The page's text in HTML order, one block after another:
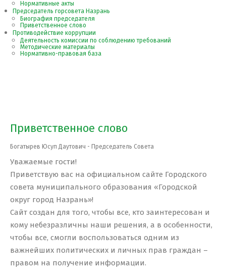
Нормативные акты
Председатель горсовета Назрань
Биография председателя
Приветственное слово
Противодействие коррупции
Деятельность комиссии по соблюдению требований
Методические материалы
Нормативно-правовая база
Приветственное слово
Богатырев Юсуп Даутович - Председатель Совета
Уважаемые гости!
Приветствую вас на официальном сайте Городского
совета муниципального образования «Городской
округ город Назрань»!
Сайт создан для того, чтобы все, кто заинтересован и
кому небезразличны наши решения, а в особенности,
чтобы все, смогли воспользоваться одним из
важнейших политических и личных прав граждан –
правом на получение информации.